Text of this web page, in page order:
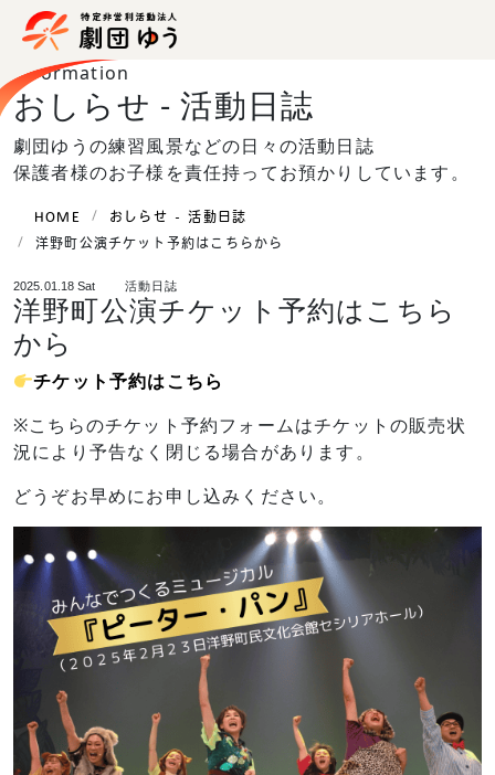
Information
おしらせ -活動日誌
劇団ゆうの練習風景などの日々の活動日誌
保護者様のお子様を責任持ってお預かりしています。
HOME
おしらせ - 活動日誌
洋野町公演チケット予約はこちらから
2025.01.18 Sat 活動日誌
洋野町公演チケット予約はこちら
から
チケット予約はこちら
※こちらのチケット予約フォームはチケットの販売状
況により予告なく閉じる場合があります。
どうぞお早めにお申し込みください。